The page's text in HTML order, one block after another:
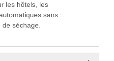
les hôtels, les
sans
séchage.